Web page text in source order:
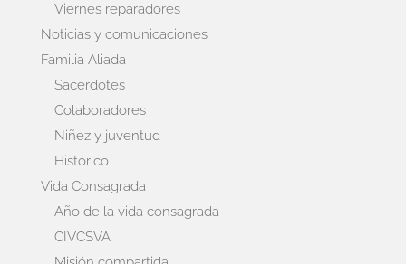
Viernes reparadores
Noticias y comunicaciones
Familia Aliada
Sacerdotes
Colaboradores
Niñez y juventud
Histórico
Vida Consagrada
Año de la vida consagrada
CIVCSVA